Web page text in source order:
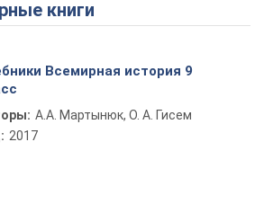
Play Video
книги
Всемирная история 9
А.А. Мартынюк, О. А. Гисем
2017